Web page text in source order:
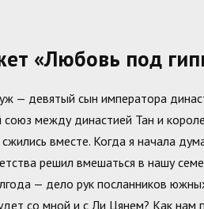
«Любовь под
— девятый сын императора
союз между династией Тан и
вместе. Когда я начала
решил вмешаться в нашу
— дело рук посланников
со мной и с Ли Цянем? Как нам